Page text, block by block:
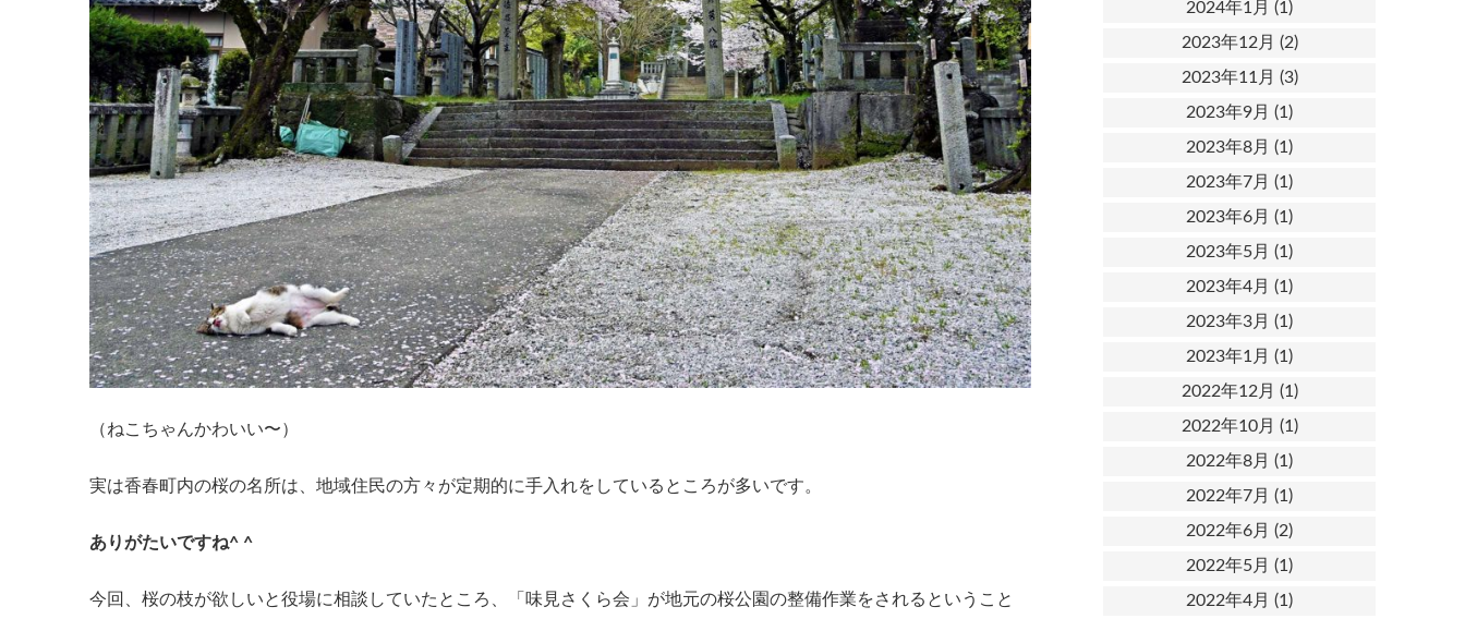
（ねこちゃんかわいい〜）
実は香春町内の桜の名所は、地域住民の方々が定期的に手入れをしているところが多いです。
ありがたいですね^ ^
今回、桜の枝が欲しいと役場に相談していたところ、「味見さくら会」が地元の桜公園の整備作業をされるということ
2024年1月 (1)
2023年12月 (2)
2023年11月 (3)
2023年9月 (1)
2023年8月 (1)
2023年7月 (1)
2023年6月 (1)
2023年5月 (1)
2023年4月 (1)
2023年3月 (1)
2023年1月 (1)
2022年12月 (1)
2022年10月 (1)
2022年8月 (1)
2022年7月 (1)
2022年6月 (2)
2022年5月 (1)
2022年4月 (1)